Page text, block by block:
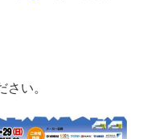
い。